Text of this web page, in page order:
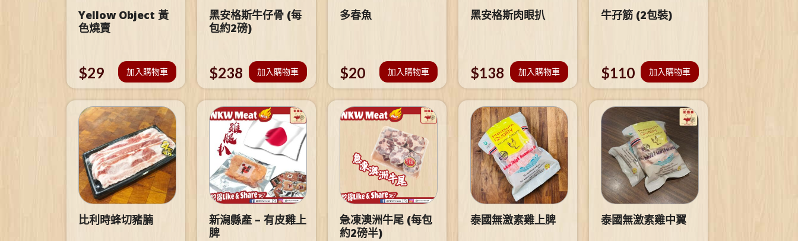
Yellow Object 黃
色燒賣
$29 加入購物車
黑安格斯牛仔骨 (每
包約2磅)
$238 加入購物車
多春魚
$20 加入購物車
黑安格斯肉眼扒
$138 加入購物車
牛孖筋 (2包裝)
$110 加入購物車
比利時蜂切豬腩
新潟縣產 – 有皮雞上
脾
急凍澳洲牛尾 (每包
約2磅半)
泰國無激素雞上脾 泰國無激素雞中翼